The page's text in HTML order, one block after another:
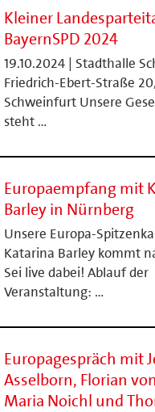
Kleiner
BayernSPD 2024
19.10.2024 | Stadthalle
Friedrich-Ebert-Straße
Schweinfurt Unsere
steht …
Europaempfang mit
Barley in Nürnberg
Unsere Europa-
Katarina Barley kommt
Sei live dabei! Ablauf der
Veranstaltung: …
Europagespräch mit
Asselborn, Florian
Maria Noichl und